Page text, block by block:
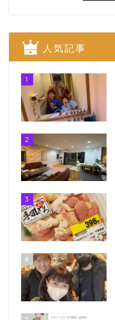
人気記事
1
2
3
4